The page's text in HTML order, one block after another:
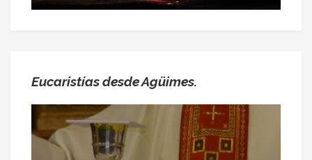
Eucaristías desde Agüimes.